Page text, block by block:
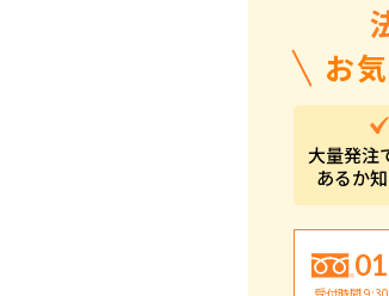
お
大量発注
あるか
受付時間